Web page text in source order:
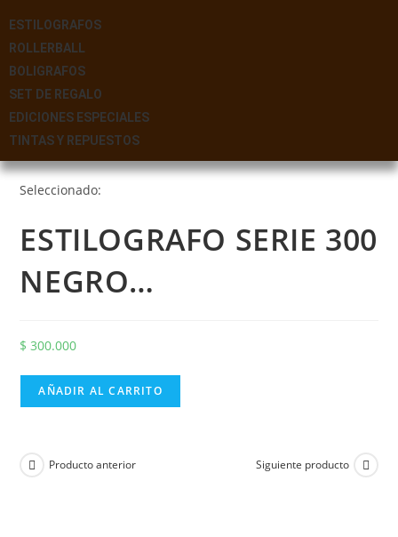
ESTILOGRAFOS
ROLLERBALL
BOLIGRAFOS
SET DE REGALO
EDICIONES ESPECIALES
TINTAS Y REPUESTOS
Seleccionado:
ESTILOGRAFO SERIE 300
NEGRO…
$ 300.000
AÑADIR AL CARRITO
Producto anterior Siguiente producto